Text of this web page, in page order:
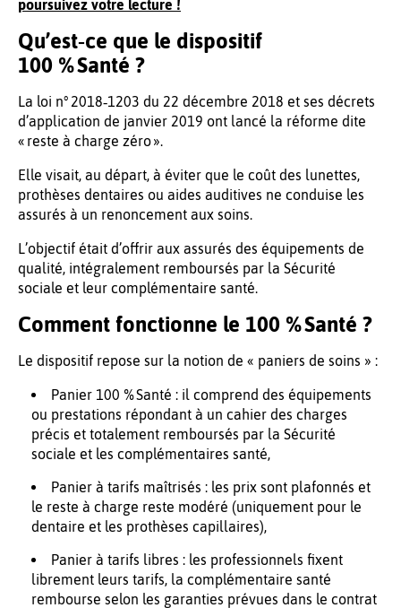
poursuivez votre lecture !
Qu’est‑ce que le dispositif
100 % Santé ?
La loi n° 2018‑1203 du 22 décembre 2018 et ses décrets
d’application de janvier 2019 ont lancé la réforme dite
« reste à charge zéro ».
Elle visait, au départ, à éviter que le coût des lunettes,
prothèses dentaires ou aides auditives ne conduise les
assurés à un renoncement aux soins.
L’objectif était d’offrir aux assurés des équipements de
qualité, intégralement remboursés par la Sécurité
sociale et leur complémentaire santé.
Comment fonctionne le 100 % Santé ?
Le dispositif repose sur la notion de « paniers de soins » :
Panier 100 % Santé : il comprend des équipements
ou prestations répondant à un cahier des charges
précis et totalement remboursés par la Sécurité
sociale et les complémentaires santé,
Panier à tarifs maîtrisés : les prix sont plafonnés et
le reste à charge reste modéré (uniquement pour le
dentaire et les prothèses capillaires),
Panier à tarifs libres : les professionnels fixent
librement leurs tarifs, la complémentaire santé
rembourse selon les garanties prévues dans le contrat